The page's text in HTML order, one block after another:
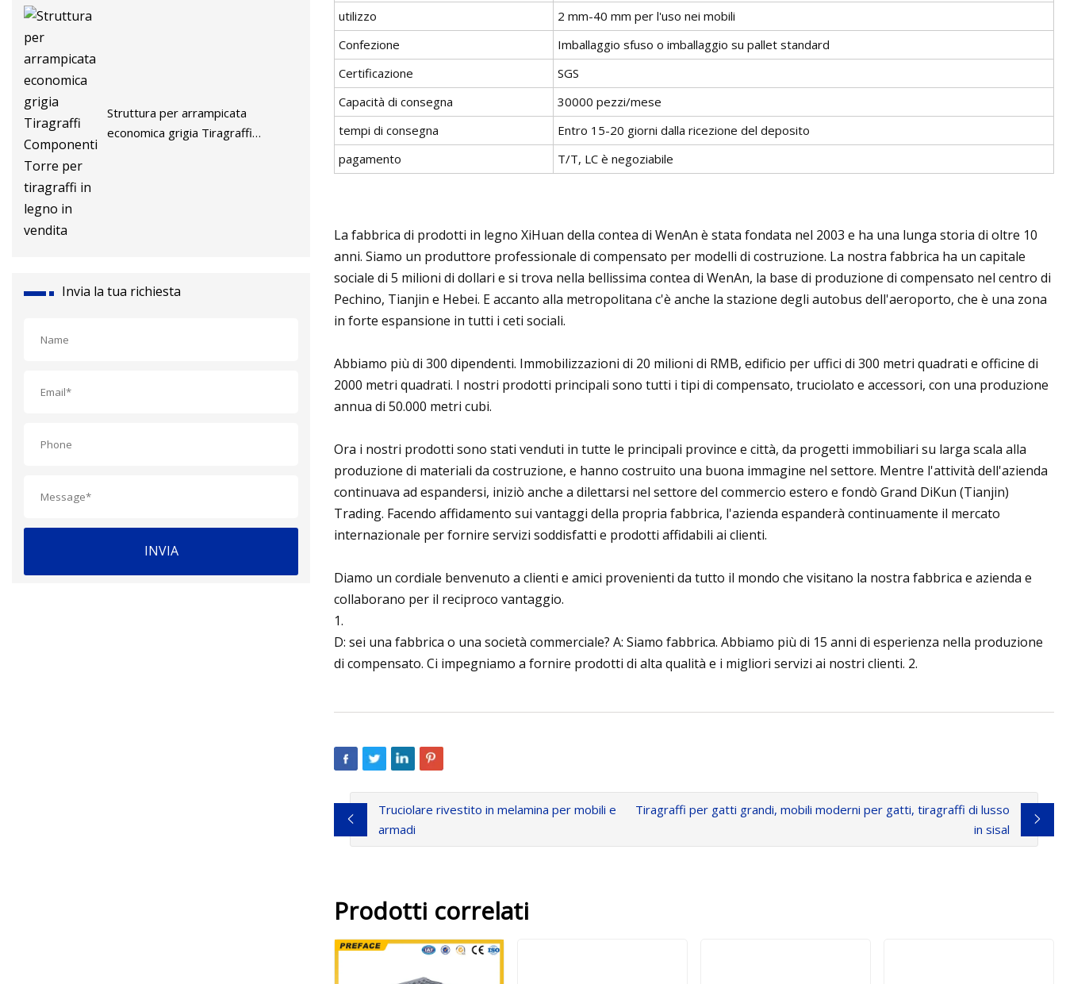
Struttura per arrampicata
economica grigia Tiragraffi
Invia la tua richiesta
INVIA
utilizzo
2 mm-40 mm per l'uso nei mobili
Confezione
Imballaggio sfuso o imballaggio su pallet standard
Certificazione
SGS
Capacità di consegna
30000 pezzi/mese
tempi di consegna
Entro 15-20 giorni dalla ricezione del deposito
pagamento
T/T, LC è negoziabile
La fabbrica di prodotti in legno XiHuan della contea di WenAn è stata fondata nel 2003 e ha una lunga storia di oltre 10
anni. Siamo un produttore professionale di compensato per modelli di costruzione. La nostra fabbrica ha un capitale
sociale di 5 milioni di dollari e si trova nella bellissima contea di WenAn, la base di produzione di compensato nel centro di
Pechino, Tianjin e Hebei. E accanto alla metropolitana c'è anche la stazione degli autobus dell'aeroporto, che è una zona
in forte espansione in tutti i ceti sociali.
Abbiamo più di 300 dipendenti. Immobilizzazioni di 20 milioni di RMB, edificio per uffici di 300 metri quadrati e officine di
2000 metri quadrati. I nostri prodotti principali sono tutti i tipi di compensato, truciolato e accessori, con una produzione
annua di 50.000 metri cubi.
Ora i nostri prodotti sono stati venduti in tutte le principali province e città, da progetti immobiliari su larga scala alla
produzione di materiali da costruzione, e hanno costruito una buona immagine nel settore. Mentre l'attività dell'azienda
continuava ad espandersi, iniziò anche a dilettarsi nel settore del commercio estero e fondò Grand DiKun (Tianjin)
Trading. Facendo affidamento sui vantaggi della propria fabbrica, l'azienda espanderà continuamente il mercato
internazionale per fornire servizi soddisfatti e prodotti affidabili ai clienti.
Diamo un cordiale benvenuto a clienti e amici provenienti da tutto il mondo che visitano la nostra fabbrica e azienda e
collaborano per il reciproco vantaggio.
1.
D: sei una fabbrica o una società commerciale? A: Siamo fabbrica. Abbiamo più di 15 anni di esperienza nella produzione
di compensato. Ci impegniamo a fornire prodotti di alta qualità e i migliori servizi ai nostri clienti. 2.
Truciolare rivestito in melamina per mobili e
armadi
Tiragraffi per gatti grandi, mobili moderni per gatti, tiragraffi di lusso
in sisal
Prodotti correlati